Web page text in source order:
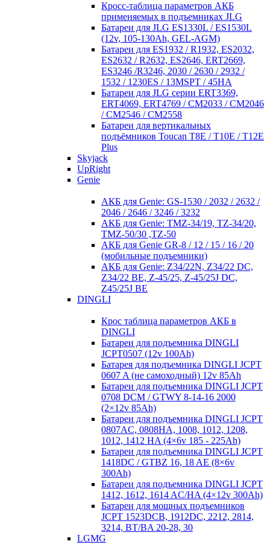
Кросc-таблица параметров АКБ
применяемых в подъемниках JLG
Батареи для JLG ES1330L / ES1530L
(12v, 105-130Ah, GEL-AGM)
Батареи для ES1932 / R1932, ES2032,
ES2632 / R2632, ES2646, ERT2669,
ES3246 /R3246, 2030 / 2630 / 2932 /
1532 / 1230ES / 13MSPT / 45HA
Батареи для JLG серии ERT3369,
ERT4069, ERT4769 / CM2033 / CM2046
/ CM2546 / CM2558
Батареи для вертикальных
подъёмников Toucan T8E / T10E / T12E
Plus
Skyjack
UpRight
Genie
АКБ для Genie: GS-1530 / 2032 / 2632 /
2046 / 2646 / 3246 / 3232
АКБ для Genie: TMZ-34/19, TZ-34/20,
TMZ-50/30 ,TZ-50
АКБ для Genie GR-8 / 12 / 15 / 16 / 20
(мобильные подъемники)
АКБ для Genie: Z34/22N, Z34/22 DC,
Z34/22 BE, Z-45/25, Z-45/25J DC,
Z45/25J BE
DINGLI
Крос таблица параметров АКБ в
DINGLI
Батареи для подъемника DINGLI
JCPT0507 (12v 100Ah)
Батарея для подъемника DINGLI JCPT
0607 A (не самоходный) 12v 85Ah
Батареи для подъемника DINGLI JCPT
0708 DCM / GTWY 8-14-16 2000
(2×12v 85Ah)
Батареи для подъемника DINGLI JCPT
0807AC, 0808HA, 1008, 1012, 1208,
1012, 1412 HA (4×6v 185 - 225Ah)
Батареи для подъемника DINGLI JCPT
1418DC / GTBZ 16, 18 AE (8×6v
300Ah)
Батареи для подъемника DINGLI JCPT
1412, 1612, 1614 AC/HA (4×12v 300Ah)
Батареи для мощных подъемников
JCPT 1523DCB, 1912DC, 2212, 2814,
3214, BT/BA 20-28, 30
LGMG